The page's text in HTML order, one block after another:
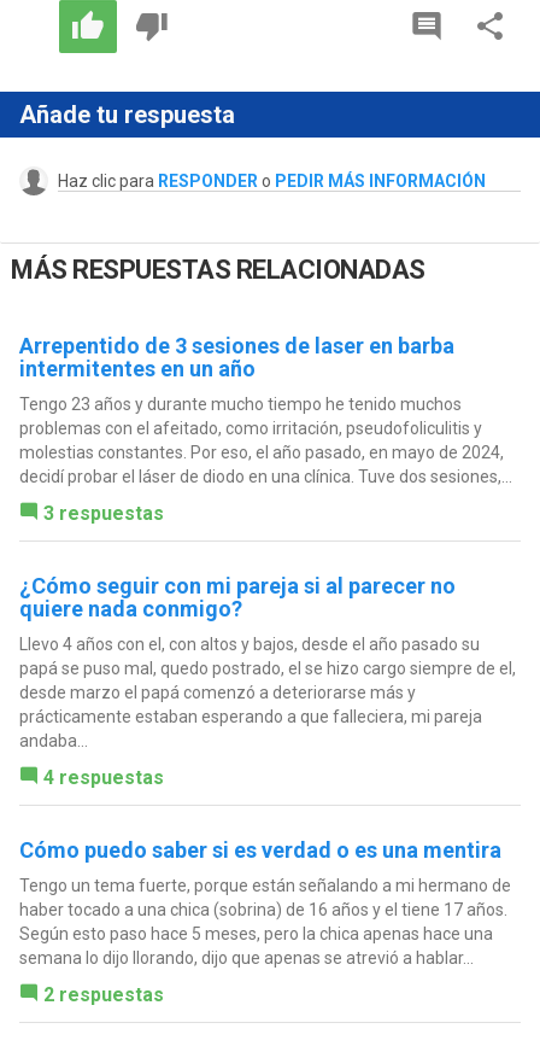
Añade tu respuesta
Haz clic para RESPONDER o PEDIR MÁS INFORMACIÓN
MÁS RESPUESTAS RELACIONADAS
Arrepentido de 3 sesiones de laser en barba
intermitentes en un año
Tengo 23 años y durante mucho tiempo he tenido muchos
problemas con el afeitado, como irritación, pseudofoliculitis y
molestias constantes. Por eso, el año pasado, en mayo de 2024,
decidí probar el láser de diodo en una clínica. Tuve dos sesiones,...
3 respuestas
¿Cómo seguir con mi pareja si al parecer no
quiere nada conmigo?
Llevo 4 años con el, con altos y bajos, desde el año pasado su
papá se puso mal, quedo postrado, el se hizo cargo siempre de el,
desde marzo el papá comenzó a deteriorarse más y
prácticamente estaban esperando a que falleciera, mi pareja
andaba...
4 respuestas
Cómo puedo saber si es verdad o es una mentira
Tengo un tema fuerte, porque están señalando a mi hermano de
haber tocado a una chica (sobrina) de 16 años y el tiene 17 años.
Según esto paso hace 5 meses, pero la chica apenas hace una
semana lo dijo llorando, dijo que apenas se atrevió a hablar...
2 respuestas